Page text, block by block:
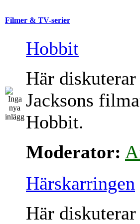
Filmer & TV-serier
Hobbit
Här
Jacksons
Hobbit.
Moderator:
Härskarringen
Här